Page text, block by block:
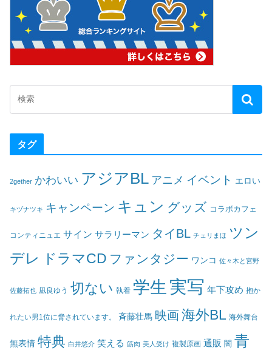
タグ
2gether かわいい アジアBL アニメ イベント エロい
キヅナツキ キャンペーン キュン グッズ コラボカフェ
コンティニュエ サイン サラリーマン タイBL チェリまほ ツン
デレ ドラマCD ファンタジー ワンコ 佐々木と宮野
佐藤拓也 凪良ゆう 切ない 執着 学生 実写 年下攻め 抱か
れたい男1位に脅されています。 斉藤壮馬 映画海外BL 海外舞台
無表情 特典 白井悠介 笑える 筋肉 美人受け 複製原画 通販 闇 青